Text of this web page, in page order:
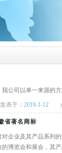
我公司以单一来源的
发表于：2019-1-12
著名商标
对企业及其产品系列
的博览会和展会，其